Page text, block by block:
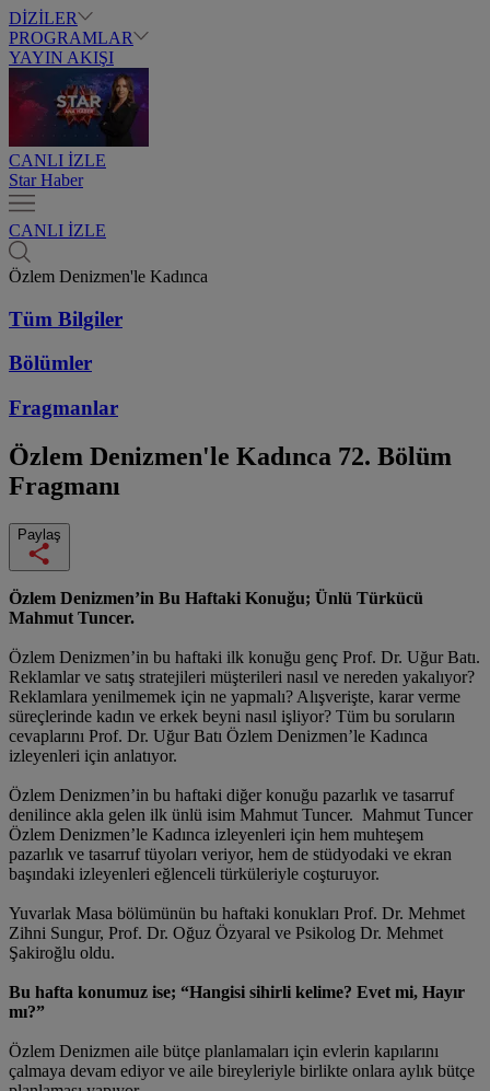
DİZİLER
PROGRAMLAR
YAYIN AKIŞI
CANLI İZLE
Star Haber
CANLI İZLE
Özlem Denizmen'le Kadınca
Tüm Bilgiler
Bölümler
Fragmanlar
Özlem Denizmen'le Kadınca 72. Bölüm
Fragmanı
Paylaş
Özlem Denizmen’in Bu Haftaki Konuğu; Ünlü Türkücü
Mahmut Tuncer.
Özlem Denizmen’in bu haftaki ilk konuğu genç Prof. Dr. Uğur Batı.
Reklamlar ve satış stratejileri müşterileri nasıl ve nereden yakalıyor?
Reklamlara yenilmemek için ne yapmalı? Alışverişte, karar verme
süreçlerinde kadın ve erkek beyni nasıl işliyor? Tüm bu soruların
cevaplarını Prof. Dr. Uğur Batı Özlem Denizmen’le Kadınca
izleyenleri için anlatıyor.
Özlem Denizmen’in bu haftaki diğer konuğu pazarlık ve tasarruf
denilince akla gelen ilk ünlü isim Mahmut Tuncer. Mahmut Tuncer
Özlem Denizmen’le Kadınca izleyenleri için hem muhteşem
pazarlık ve tasarruf tüyoları veriyor, hem de stüdyodaki ve ekran
başındaki izleyenleri eğlenceli türküleriyle coşturuyor.
Yuvarlak Masa bölümünün bu haftaki konukları Prof. Dr. Mehmet
Zihni Sungur, Prof. Dr. Oğuz Özyaral ve Psikolog Dr. Mehmet
Şakiroğlu oldu.
Bu hafta konumuz ise; “Hangisi sihirli kelime? Evet mi, Hayır
mı?”
Özlem Denizmen aile bütçe planlamaları için evlerin kapılarını
çalmaya devam ediyor ve aile bireyleriyle birlikte onlara aylık bütçe